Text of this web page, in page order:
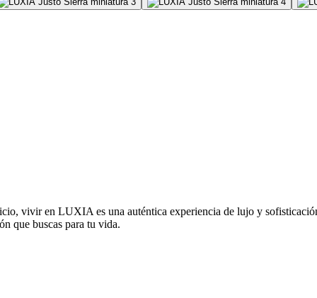
vivir en LUXIA es una auténtica experiencia de lujo y
que buscas para tu vida.